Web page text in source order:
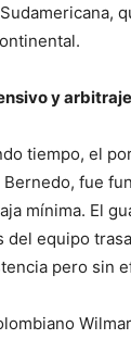
y arbitraje
tiempo, el
fue
mínima. El
del equipo
pero sin